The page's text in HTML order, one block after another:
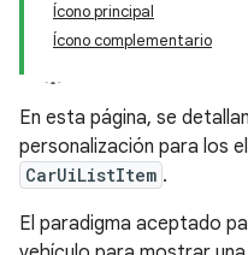
Ícono principal
Ícono complementario
En esta página, se
personalización para los
CarUiListItem .
El paradigma aceptado